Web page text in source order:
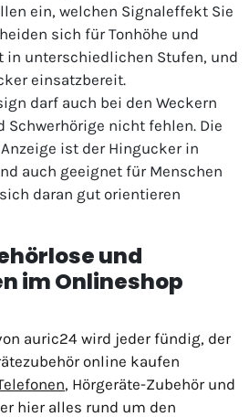
ein, welchen Signaleffekt Sie
sich für Tonhöhe und
in unterschiedlichen Stufen, und
einsatzbereit.
darf auch bei den Weckern
Schwerhörige nicht fehlen. Die
ist der Hingucker in
auch geeignet für Menschen
daran gut orientieren
und
im Onlineshop
auric24 wird jeder fündig, der
online kaufen
, Hörgeräte-Zubehör und
hier alles rund um den